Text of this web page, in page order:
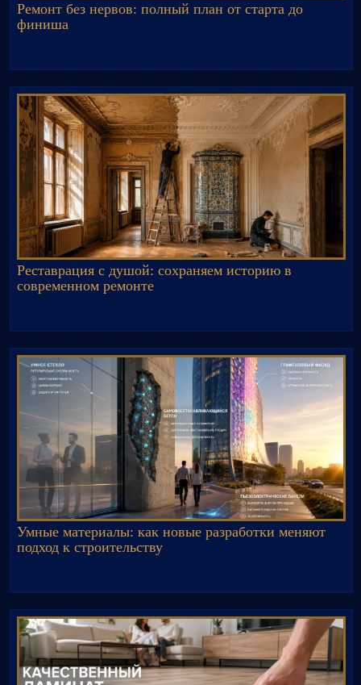
Ремонт без нервов: полный план от старта до
финиша
Реставрация с душой: сохраняем историю в
современном ремонте
Умные материалы: как новые разработки меняют
подход к строительству